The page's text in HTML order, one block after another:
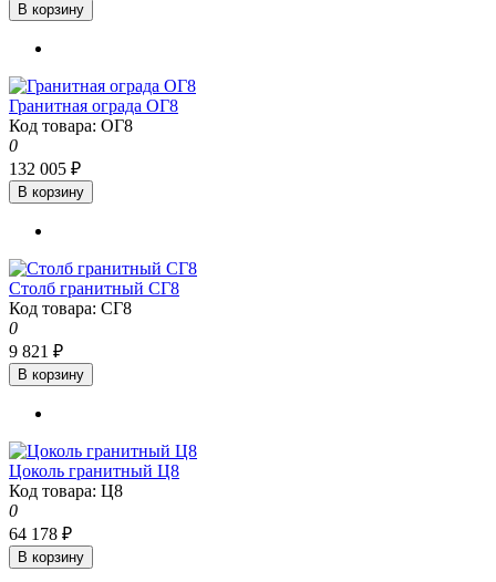
В корзину
Гранитная ограда ОГ8
Код товара: ОГ8
0
132 005 ₽
В корзину
Столб гранитный СГ8
Код товара: СГ8
0
9 821 ₽
В корзину
Цоколь гранитный Ц8
Код товара: Ц8
0
64 178 ₽
В корзину